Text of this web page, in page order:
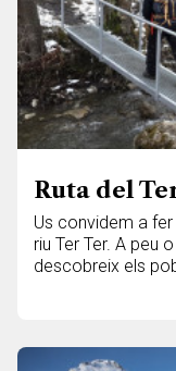
Ruta del
Us convidem a
riu Ter Ter. A peu
descobreix els